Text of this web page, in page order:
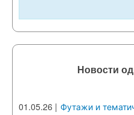
Новости
01.05.26 | Футажи и